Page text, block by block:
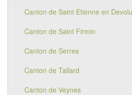
Canton de Saint Etienne en
Canton de Saint Firmin
Canton de Serres
Canton de Tallard
Canton de Veynes